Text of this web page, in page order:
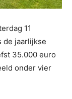
11
de jaarlijkse
35.000 euro
onder vier